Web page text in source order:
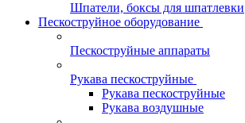
Шпатели, боксы для шпатлевки
Пескоструйное оборудование
Пескоструйные аппараты
Рукава пескоструйные
Рукава пескоструйные
Рукава воздушные